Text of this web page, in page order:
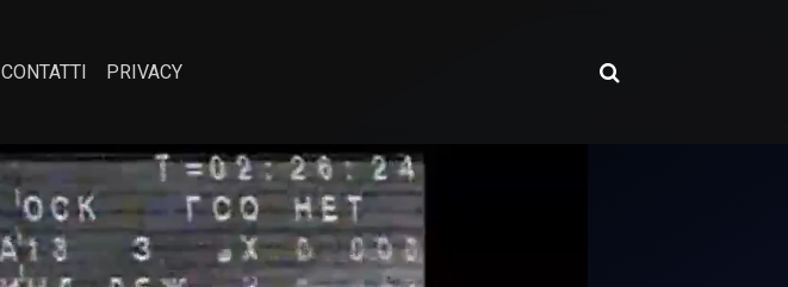
CONTATTI PRIVACY